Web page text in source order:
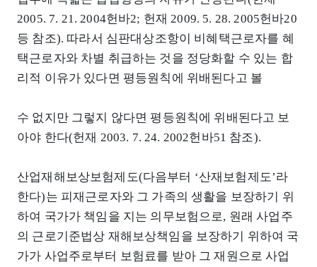
2005. 7. 21. 2004헌바2; 헌재 2009. 5. 28. 2005헌바20
등 참조). 따라서 심판대상조항이 비혜택근로자를 혜
택근로자와 차별 취급하는 것을 정당화할 수 있는 합
리적 이유가 있다면 평등원칙에 위배된다고 볼
수 없지만 그렇지 않다면 평등원칙에 위배된다고 보
아야 한다(헌재 2003. 7. 24. 2002헌바51 참조).
산업재해보상보험제도(다음부터 ‘산재보험제도’라
한다)는 피재근로자와 그 가족의 생활을 보장하기 위
하여 국가가 책임을 지는 의무보험으로, 원래 사업주
의 근로기준법상 재해보상책임을 보장하기 위하여 국
가가 사업주로부터 보험료를 받아 그 재원으로 사업